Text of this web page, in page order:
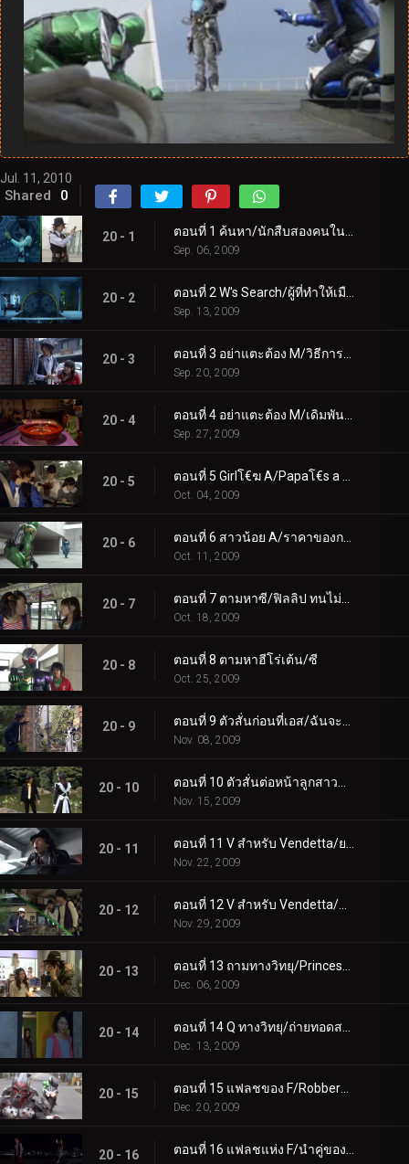
Jul. 11, 2010
Shared 0
20 - 1
Sep. 06, 2009
20 - 2
Sep. 13, 2009
20 - 3
Sep. 20, 2009
20 - 4
Sep. 27, 2009
20 - 5
Oct. 04, 2009
20 - 6
Oct. 11, 2009
20 - 7
Oct. 18, 2009
20 - 8 ตอนที่ 8 ตามหาฮีโร่เต้น/ซี
Oct. 25, 2009
20 - 9
Nov. 08, 2009
20 - 10
Nov. 15, 2009
20 - 11
Nov. 22, 2009
20 - 12
Nov. 29, 2009
20 - 13
Dec. 06, 2009
20 - 14
Dec. 13, 2009
20 - 15
Dec. 20, 2009
20 - 16